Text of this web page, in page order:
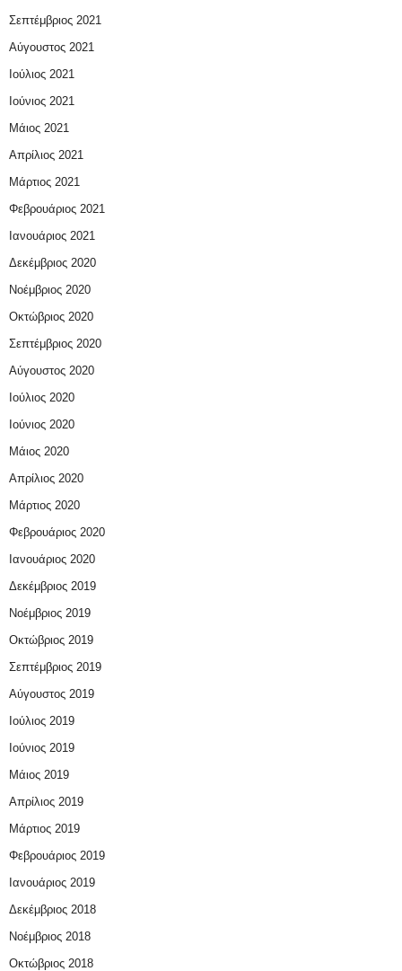
Σεπτέμβριος 2021
Αύγουστος 2021
Ιούλιος 2021
Ιούνιος 2021
Μάιος 2021
Απρίλιος 2021
Μάρτιος 2021
Φεβρουάριος 2021
Ιανουάριος 2021
Δεκέμβριος 2020
Νοέμβριος 2020
Οκτώβριος 2020
Σεπτέμβριος 2020
Αύγουστος 2020
Ιούλιος 2020
Ιούνιος 2020
Μάιος 2020
Απρίλιος 2020
Μάρτιος 2020
Φεβρουάριος 2020
Ιανουάριος 2020
Δεκέμβριος 2019
Νοέμβριος 2019
Οκτώβριος 2019
Σεπτέμβριος 2019
Αύγουστος 2019
Ιούλιος 2019
Ιούνιος 2019
Μάιος 2019
Απρίλιος 2019
Μάρτιος 2019
Φεβρουάριος 2019
Ιανουάριος 2019
Δεκέμβριος 2018
Νοέμβριος 2018
Οκτώβριος 2018